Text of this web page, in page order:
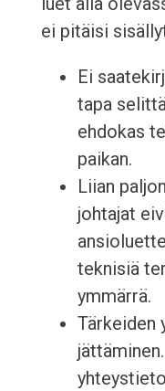
ei pitäisi
Ei
tapa
ehdokas
paikan.
Liian
johtajat
teknisiä
ymmärrä.
Tärkeiden